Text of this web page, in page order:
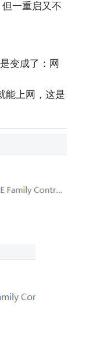
一重启又不
变成了：网
能上网，这是